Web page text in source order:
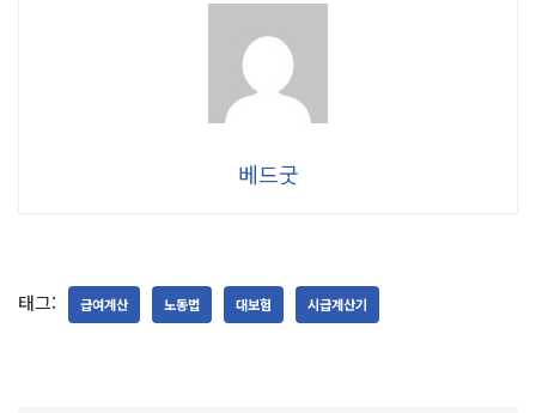
베드굿
태그: 급여계산 노동법 대보험 시급계산기